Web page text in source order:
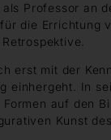
Professor an
die Errichtung
erst mit der
einhergeht. In
auf den
Kunst